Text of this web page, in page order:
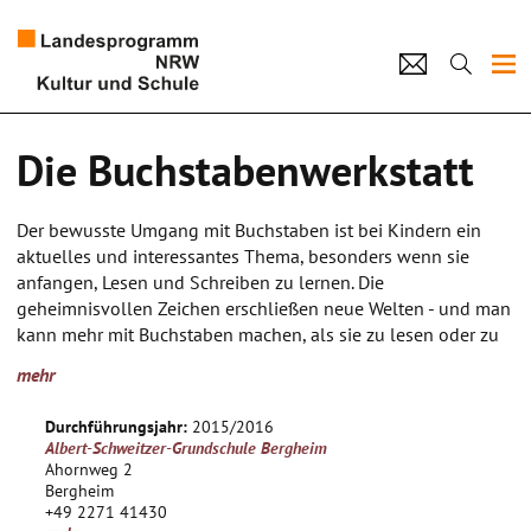
Künstlerpool
Schulen
Kultur und Schule
Die Buchstabenwerkstatt
Der bewusste Umgang mit Buchstaben ist bei Kindern ein
aktuelles und interessantes Thema, besonders wenn sie
anfangen, Lesen und Schreiben zu lernen. Die
geheimnisvollen Zeichen erschließen neue Welten - und man
kann mehr mit Buchstaben machen, als sie zu lesen oder zu
Kunst. Beispielsweise verwenden Popart, Graffiti und Comic
Von der Höhlenmalerei über die verzierten Buchstaben des
Mittelalters (Schmuckinitialen) bis zum Graffiti-Schriftzug
vermittelt dieses Kunstprojekt den gestalterischen Umgang
mehr
Durchführungsjahr: 2015/2016
Albert-Schweitzer-Grundschule Bergheim
Ahornweg 2
Bergheim
+49 2271 41430